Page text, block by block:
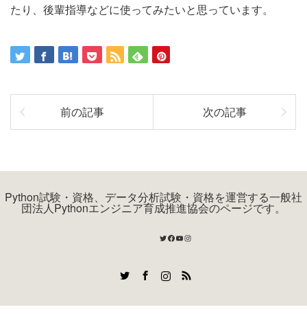
たり、後輩指導などに使ってみたいと思っています。
前の記事 次の記事
Python試験・資格、データ分析試験・資格を運営する一般社
団法人Pythonエンジニア育成推進協会のページです。
Twitter
Facebook
YouTube
Instagram
RSS